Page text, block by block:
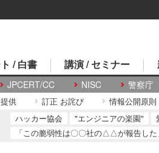
JPCERT/CC NISC 警察庁
/ 白書 講演 / セミナー
供 訂正 お詫び 情報公開原則
ハッカー協会 "エンジニアの楽園"
「この脆弱性は〇〇社の△△が報告した